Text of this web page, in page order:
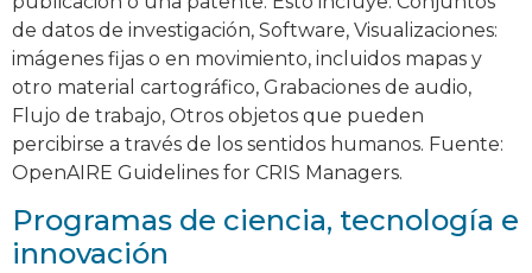
de datos de investigación, Software, Visualizaciones:
imágenes fijas o en movimiento, incluidos mapas y
otro material cartográfico, Grabaciones de audio,
Flujo de trabajo, Otros objetos que pueden
percibirse a través de los sentidos humanos. Fuente:
OpenAIRE Guidelines for CRIS Managers.
Programas de ciencia, tecnología e
innovación